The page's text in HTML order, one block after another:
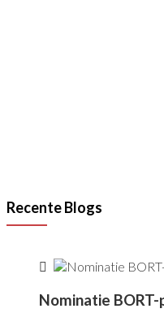
Recente Blogs
Nominatie